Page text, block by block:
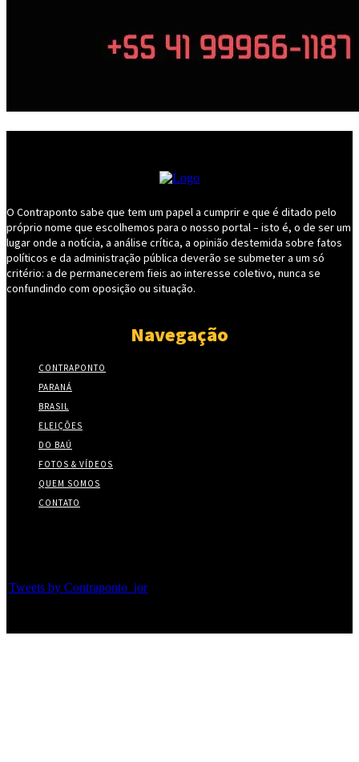
O Contraponto sabe que tem um papel a cumprir e que é ditado pelo
próprio nome que escolhemos para o nosso portal – isto é, o de ser um
lugar onde a notícia, a análise crítica, a opinião destemida sobre fatos
políticos e da administração pública deverão se submeter a um só
critério: a de permanecerem fieis ao interesse coletivo, nunca se
confundindo com oposição ou situação.
Navegação
CONTRAPONTO
PARANÁ
BRASIL
ELEIÇÕES
DO BAÚ
FOTOS & VÍDEOS
QUEM SOMOS
CONTATO
Tweets by Contraponto_jor